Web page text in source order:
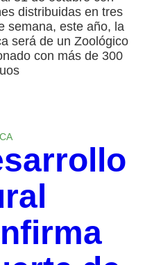
distribuidas en tres
semana, este año, la
será de un Zoológico
con más de 300